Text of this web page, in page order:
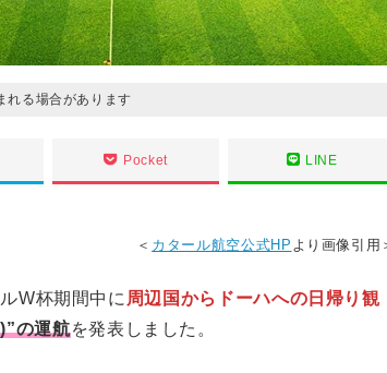
れる場合があります
Pocket LINE
＜ カタール航空公式HP より画像引用
W杯期間中に 周辺国からドーハへの日帰り観
の運航を発表しました。